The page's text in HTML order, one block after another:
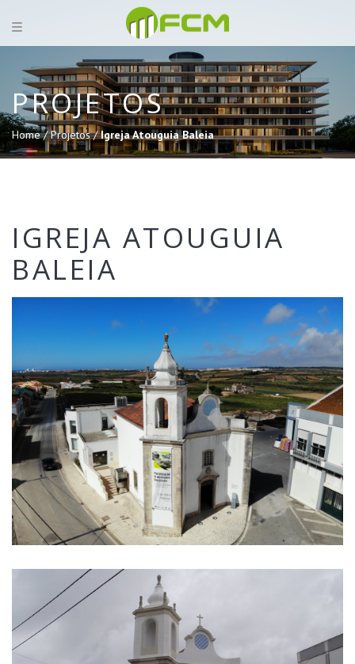
PROJETOS
Home /Projetos /Igreja Atouguia Baleia
IGREJA ATOUGUIA
BALEIA